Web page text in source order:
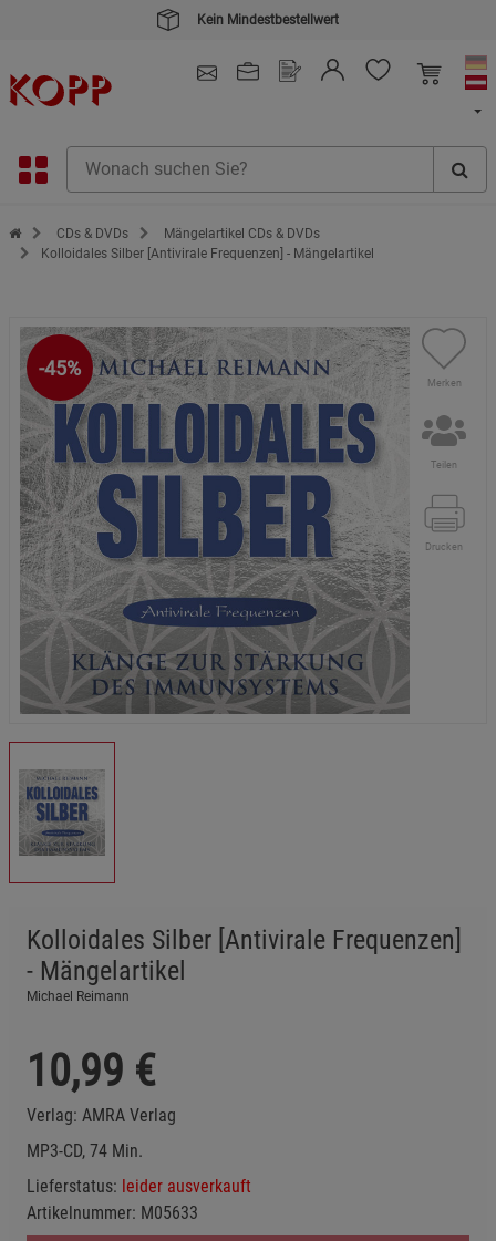
Kein Mindestbestellwert
Zur Startseite des Kopp Verlag Online-Shop
CDs & DVDs
Mängelartikel CDs & DVDs
Kolloidales Silber [Antivirale Frequenzen] - Mängelartikel
-45%
Merken
Teilen
Drucken
Kolloidales Silber [Antivirale Frequenzen]
- Mängelartikel
Michael Reimann
10,99 €
Verlag: AMRA Verlag
MP3-CD, 74 Min.
Lieferstatus: leider ausverkauft
Artikelnummer: M05633